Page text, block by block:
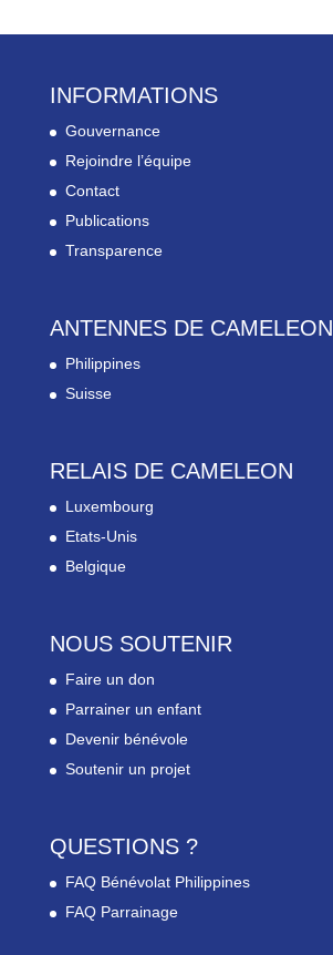
INFORMATIONS
Gouvernance
Rejoindre l’équipe
Contact
Publications
Transparence
ANTENNES DE CAMELEON
Philippines
Suisse
RELAIS DE CAMELEON
Luxembourg
Etats-Unis
Belgique
NOUS SOUTENIR
Faire un don
Parrainer un enfant
Devenir bénévole
Soutenir un projet
QUESTIONS ?
FAQ Bénévolat Philippines
FAQ Parrainage